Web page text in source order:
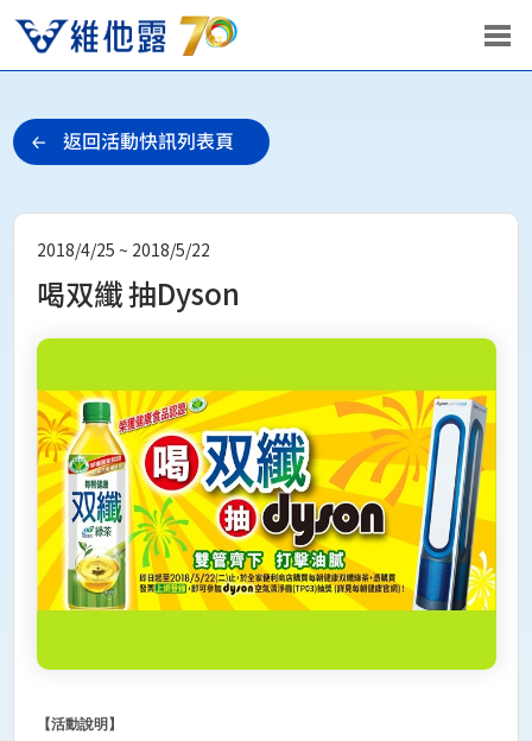
2018/4/25 ~ 2018/5/22
喝双纖 抽Dyson
【活動說明】